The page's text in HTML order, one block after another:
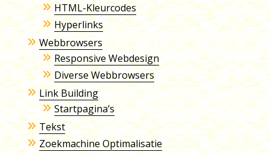
HTML-Kleurcodes
Hyperlinks
Webbrowsers
Responsive Webdesign
Diverse Webbrowsers
Link Building
Startpagina’s
Tekst
Zoekmachine Optimalisatie